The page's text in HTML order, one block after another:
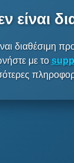
είναι
διαθέσιμη
με το